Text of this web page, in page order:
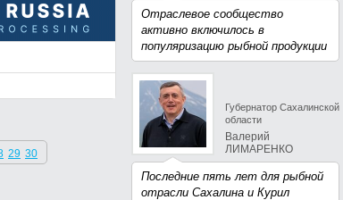
29 30
Отраслевое сообщество
активно включилось в
популяризацию рыбной продукции
Губернатор Сахалинской
области
Валерий
ЛИМАРЕНКО
Последние пять лет для рыбной
отрасли Сахалина и Курил